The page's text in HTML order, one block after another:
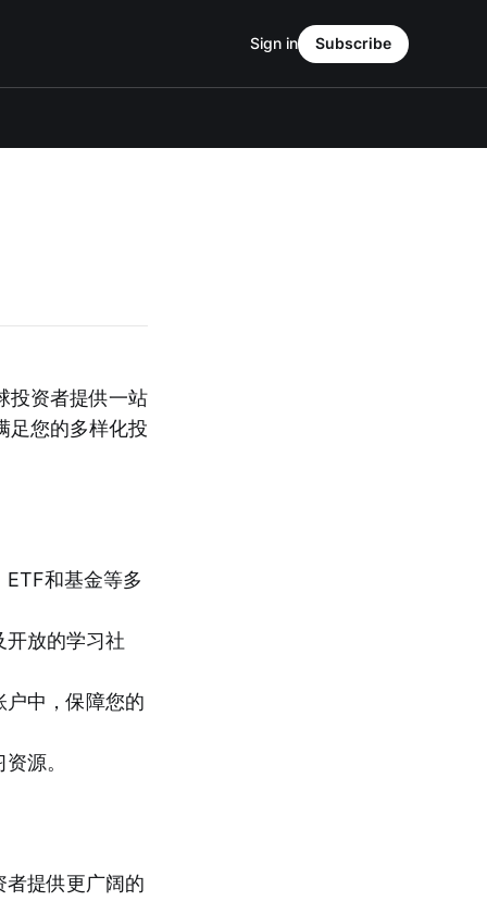
Sign in Subscribe
投资者提供一站
足您的多样化投
和基金等多
放的学习社
中，保障您的
源。
提供更广阔的